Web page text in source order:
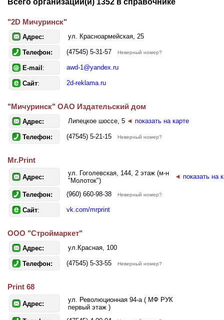
Всего организации(й) 1352 в справочнике
"2D Мичуринск"
Адрес: ул. Красноармейская, 25
Телефон: (47545) 5-31-57 Неверный номер?
E-mail : awd-1@yandex.ru
Сайт: 2d-reklama.ru
"Мичуринск" ОАО Издательский дом
Адрес: Липецкое шоссе, 5 ◄ показать на карте
Телефон: (47545) 5-21-15 Неверный номер?
Mr.Print
Адрес:
ул. Гоголевская, 144, 2 этаж (м-н
"Молоток")
◄ показать на
Телефон: (960) 660-98-38 Неверный номер?
Сайт: vk.com/mrprint
OOO "Строймаркет"
Адрес: ул.Красная, 100
Телефон: (47545) 5-33-55 Неверный номер?
Print 68
Адрес:
ул. Революционная 94-а ( МФ РУК
первый этаж )